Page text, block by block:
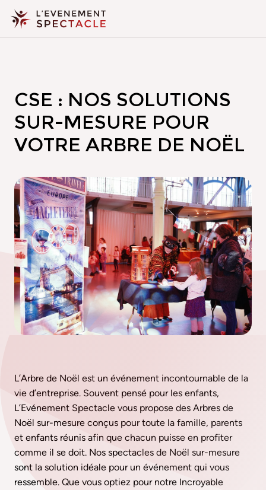
CSE : NOS SOLUTIONS
SUR-MESURE POUR
VOTRE ARBRE DE NOËL
L’Arbre de Noël est un événement incontournable de la
vie d’entreprise. Souvent pensé pour les enfants,
L’Evénement Spectacle vous propose des Arbres de
Noël sur-mesure conçus pour toute la famille, parents
et enfants réunis afin que chacun puisse en profiter
comme il se doit. Nos spectacles de Noël sur-mesure
sont la solution idéale pour un événement qui vous
ressemble. Que vous optiez pour notre Incroyable